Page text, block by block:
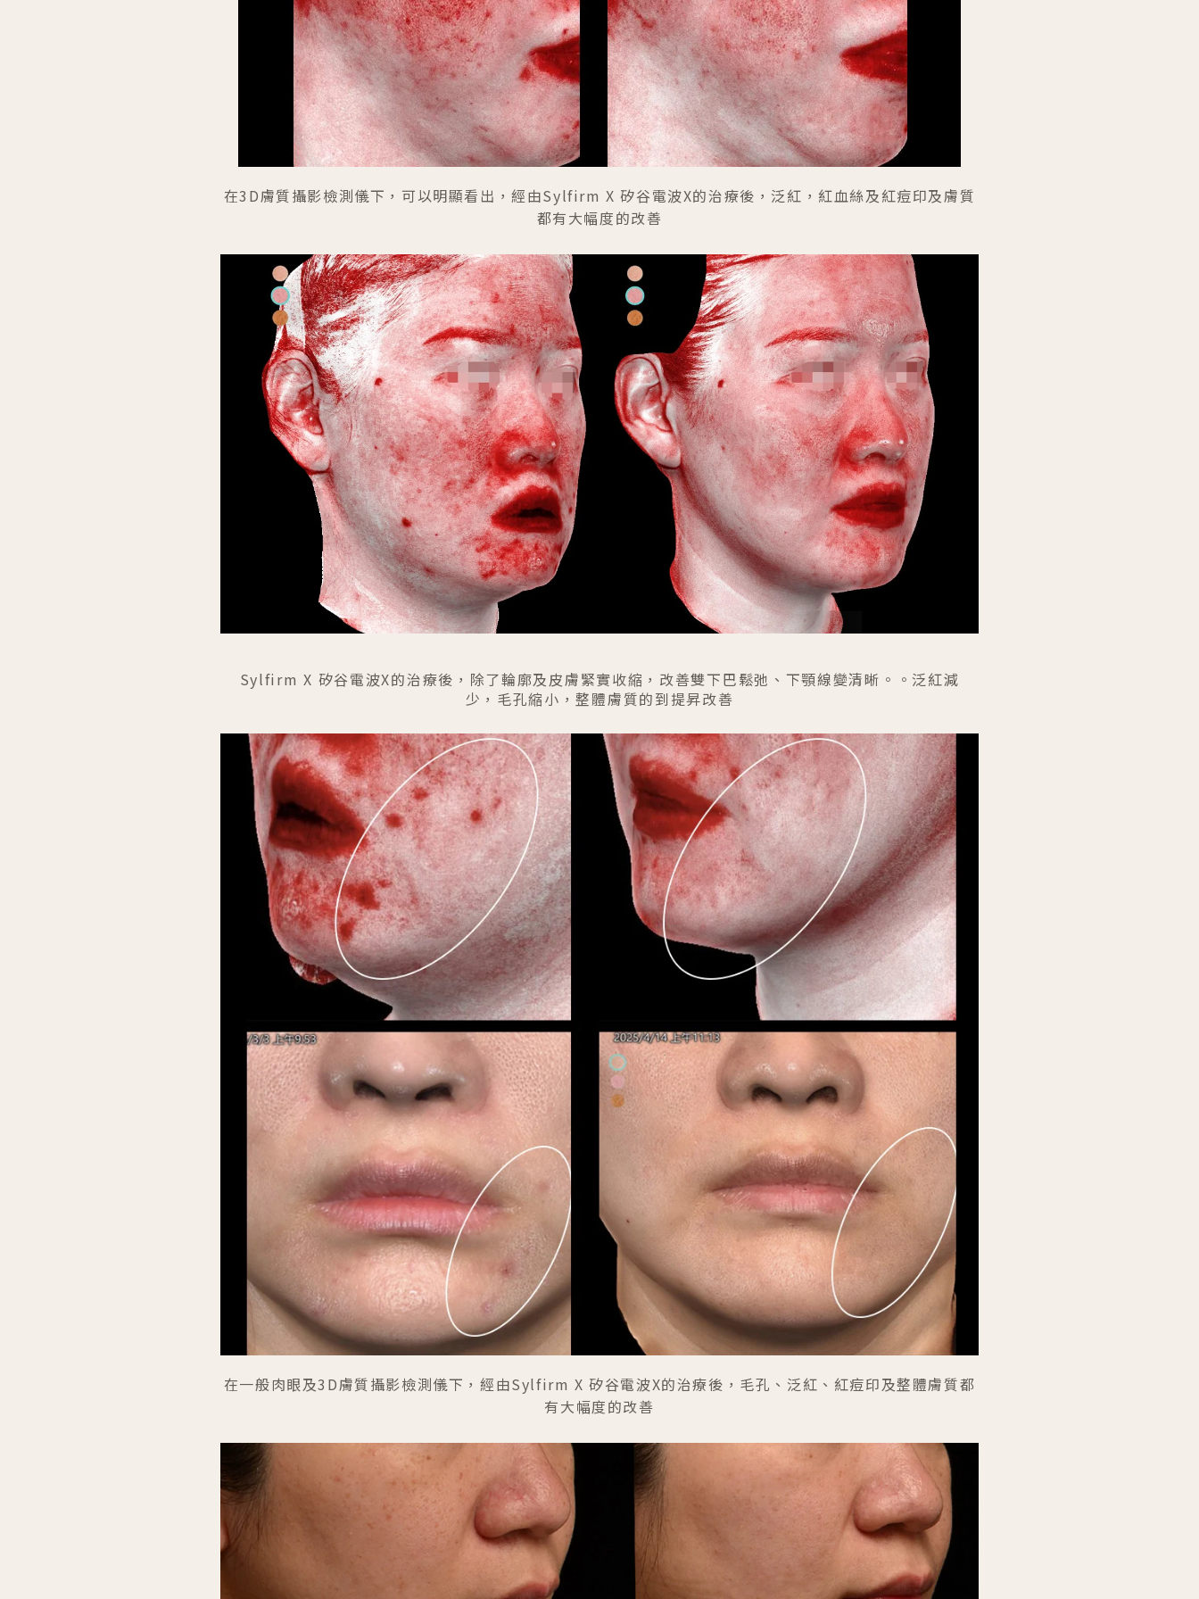
在3D膚質攝影檢測儀下，可以明顯看出，經由Sylfirm X 矽谷電波X的治療後，泛紅，紅血絲及紅痘印及膚質
都有大幅度的改善
Sylfirm X 矽谷電波X的治療後，除了輪廓及皮膚緊實收縮，改善雙下巴鬆弛、下顎線變清晰。。泛紅減
少 ，毛孔縮小，整體膚質的到提昇改善
在一般肉眼及3D膚質攝影檢測儀下，經由Sylfirm X 矽谷電波X的治療後，毛孔、泛紅、紅痘印及整體膚質都
有大幅度的改善